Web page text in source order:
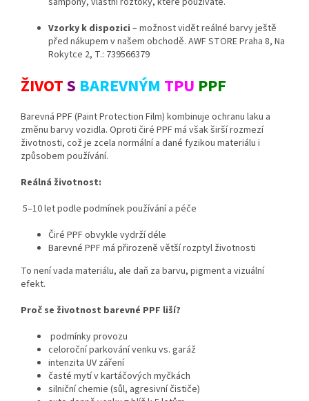
Vzorky k dispozici – možnost vidět reálné barvy ještě
před nákupem v našem obchodě. AWF STORE Praha 8, Na
Rokytce 2, T.: 739566379
ŽIVOTS BAREVNÝM TPU PPF
Barevná PPF (Paint Protection Film) kombinuje ochranu laku a
změnu barvy vozidla. Oproti čiré PPF má však širší rozmezí
životnosti, což je zcela normální a dané fyzikou materiálu i
způsobem používání.
Reálná životnost:
5–10 let podle podmínek používání a péče
Čiré PPF obvykle vydrží déle
Barevné PPF má přirozeně větší rozptyl životnosti
To není vada materiálu, ale daň za barvu, pigment a vizuální
efekt.
Proč se životnost barevné PPF liší?
podmínky provozu
celoroční parkování venku vs. garáž
intenzita UV záření
časté mytí v kartáčových myčkách
silniční chemie (sůl, agresivní čističe)